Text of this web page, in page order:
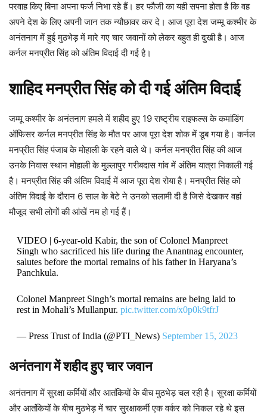
परवाह किए बिना अपना फर्ज निभा रहे हैं। हर फौजी का यही सपना होता है कि वह
अपने देश के लिए अपनी जान तक न्यौछावर कर दे। आज पूरा देश जम्मू कश्मीर के
अनंतनाग में हुई मुठभेड़ में मारे गए चार जवानों को लेकर बहुत ही दुखी है। आज
कर्नल मनप्रीत सिंह को अंतिम विदाई दी गई है।
शाहिद मनप्रीत सिंह को दी गई अंतिम विदाई
जम्मू कश्मीर के अनंतनाग हमले में शहीद हुए 19 राष्ट्रीय राइफल्स के कमांडिंग
ऑफिसर कर्नल मनप्रीत सिंह के मौत पर आज पूरा देश शोक में डूब गया है। कर्नल
मनप्रीत सिंह पंजाब के मोहाली के रहने वाले थे। कर्नल मनप्रीत सिंह की आज
उनके निवास स्थान मोहाली के मुल्लापुर गरीबदास गांव में अंतिम यात्रा निकाली गई
है। मनप्रीत सिंह की अंतिम विदाई में आज पूरा देश रोया है। मनप्रीत सिंह को
अंतिम विदाई के दौरान 6 साल के बेटे ने उनको सलामी दी है जिसे देखकर वहां
मौजूद सभी लोगों की आंखें नम हो गई हैं।
VIDEO | 6-year-old Kabir, the son of Colonel Manpreet
Singh who sacrificed his life during the Anantnag encounter,
salutes before the mortal remains of his father in Haryana’s
Panchkula.
Colonel Manpreet Singh’s mortal remains are being laid to
rest in Mohali’s Mullanpur. pic.twitter.com/x0p0k9tfrJ
— Press Trust of India (@PTI_News) September 15, 2023
अनंतनाग में शहीद हुए चार जवान
अनंतनाग में सुरक्षा कर्मियों और आतंकियों के बीच मुठभेड़ चल रही है। सुरक्षा कर्मियों
और आतंकियों के बीच मुठभेड़ में चार सुरक्षाकर्मी एक वर्कर को निकल रहे थे इस